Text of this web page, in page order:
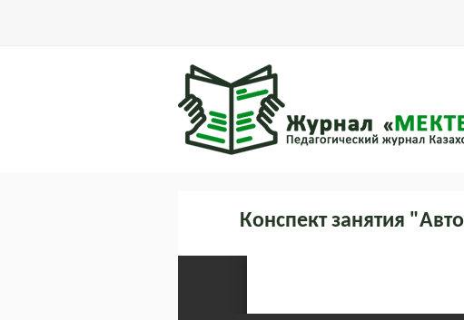
Конспект занятия